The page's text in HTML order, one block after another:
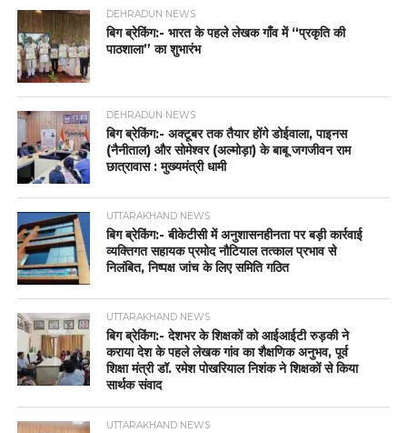
DEHRADUN NEWS
बिग ब्रेकिंग:- भारत के पहले लेखक गाँव में “प्रकृति की
पाठशाला” का शुभारंभ
DEHRADUN NEWS
बिग ब्रेकिंग:- अक्टूबर तक तैयार होंगे डोईवाला, पाइनस
(नैनीताल) और सोमेश्वर (अल्मोड़ा) के बाबू जगजीवन राम
छात्रावास : मुख्यमंत्री धामी
UTTARAKHAND NEWS
बिग ब्रेकिंग:- बीकेटीसी में अनुशासनहीनता पर बड़ी कार्रवाई
व्यक्तिगत सहायक प्रमोद नौटियाल तत्काल प्रभाव से
निलंबित, निष्पक्ष जांच के लिए समिति गठित
UTTARAKHAND NEWS
बिग ब्रेकिंग:- देशभर के शिक्षकों को आईआईटी रुड़की ने
कराया देश के पहले लेखक गांव का शैक्षणिक अनुभव, पूर्व
शिक्षा मंत्री डॉ. रमेश पोखरियाल निशंक ने शिक्षकों से किया
सार्थक संवाद
UTTARAKHAND NEWS